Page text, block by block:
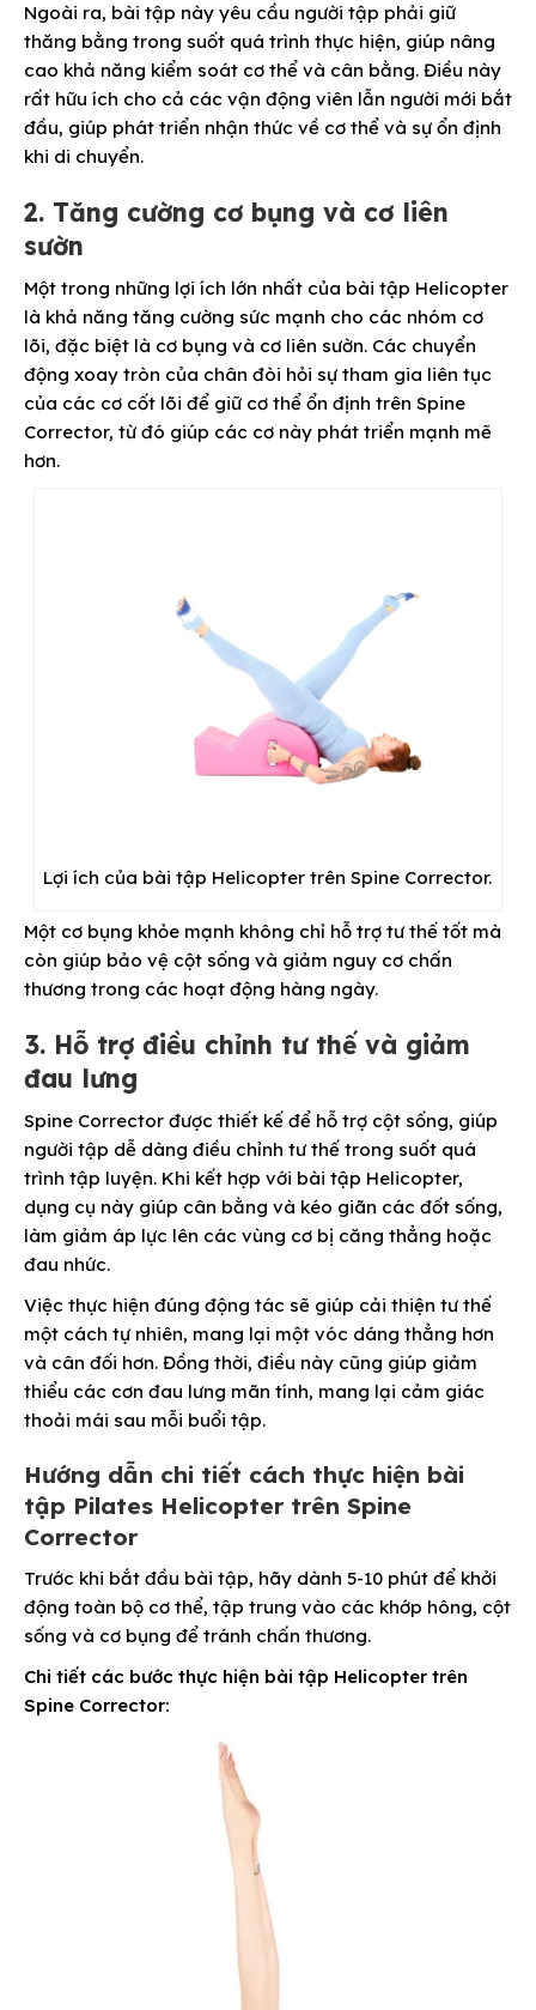
Ngoài ra, bài tập này yêu cầu người tập phải giữ
thăng bằng trong suốt quá trình thực hiện, giúp nâng
cao khả năng kiểm soát cơ thể và cân bằng. Điều này
rất hữu ích cho cả các vận động viên lẫn người mới bắt
đầu, giúp phát triển nhận thức về cơ thể và sự ổn định
khi di chuyển.
2. Tăng cường cơ bụng và cơ liên
sườn
Một trong những lợi ích lớn nhất của bài tập Helicopter
là khả năng tăng cường sức mạnh cho các nhóm cơ
lõi, đặc biệt là cơ bụng và cơ liên sườn. Các chuyển
động xoay tròn của chân đòi hỏi sự tham gia liên tục
của các cơ cốt lõi để giữ cơ thể ổn định trên Spine
Corrector, từ đó giúp các cơ này phát triển mạnh mẽ
hơn.
Lợi ích của bài tập Helicopter trên Spine Corrector.
Một cơ bụng khỏe mạnh không chỉ hỗ trợ tư thế tốt mà
còn giúp bảo vệ cột sống và giảm nguy cơ chấn
thương trong các hoạt động hàng ngày.
3. Hỗ trợ điều chỉnh tư thế và giảm
đau lưng
Spine Corrector được thiết kế để hỗ trợ cột sống, giúp
người tập dễ dàng điều chỉnh tư thế trong suốt quá
trình tập luyện. Khi kết hợp với bài tập Helicopter,
dụng cụ này giúp cân bằng và kéo giãn các đốt sống,
làm giảm áp lực lên các vùng cơ bị căng thẳng hoặc
đau nhức.
Việc thực hiện đúng động tác sẽ giúp cải thiện tư thế
một cách tự nhiên, mang lại một vóc dáng thẳng hơn
và cân đối hơn. Đồng thời, điều này cũng giúp giảm
thiểu các cơn đau lưng mãn tính, mang lại cảm giác
thoải mái sau mỗi buổi tập.
Hướng dẫn chi tiết cách thực hiện bài
tập Pilates Helicopter trên Spine
Corrector
Trước khi bắt đầu bài tập, hãy dành 5-10 phút để khởi
động toàn bộ cơ thể, tập trung vào các khớp hông, cột
sống và cơ bụng để tránh chấn thương.
Chi tiết các bước thực hiện bài tập Helicopter trên
Spine Corrector: